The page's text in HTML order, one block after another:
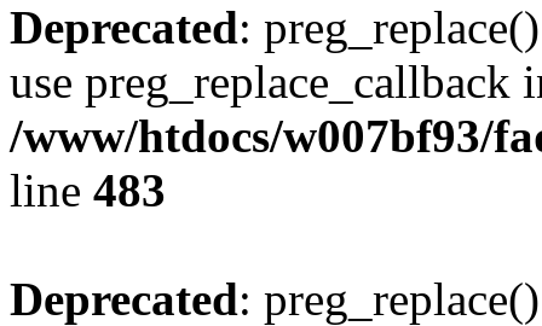
Deprecated:
use preg_replace_callback
/www/htdocs/w007bf93/
line 483
Deprecated: